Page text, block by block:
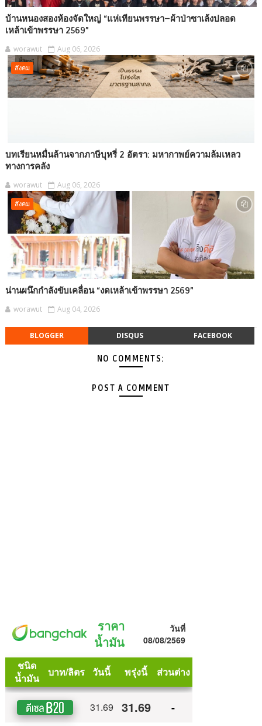
บ้านหนองสองห้องจัดใหญ่ “แห่เทียนพรรษา–ผ้าป่าซาเล้งปลอด
เหล้าเข้าพรรษา 2569”
worawut Aug 06, 2026
สังคม
บทเรียนหมื่นล้านจากภาษีบุหรี่ 2 อัตรา: มหากาพย์ความล้มเหลว
ทางการคลัง
worawut Aug 06, 2026
สังคม
น่านผนึกกำลังขับเคลื่อน “งดเหล้าเข้าพรรษา 2569”
worawut Aug 04, 2026
BLOGGER DISQUS FACEBOOK
NO COMMENTS:
POST A COMMENT